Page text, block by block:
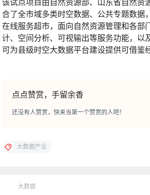
合了全市域多类时空数据、公共专题数
在线服务超市，面向自然资源管理和各
计、空间分析、可视输出等服务功能，
可为县级时空大数据平台建设提供可借鉴
点点赞赏，手留余香
还没有人赞赏，快来当第一个赞赏的人吧！
大数据产业
大数据